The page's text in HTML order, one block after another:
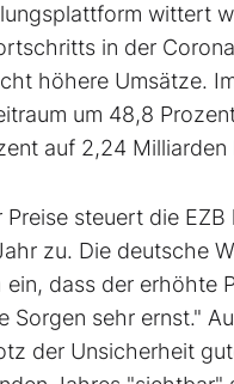
wittert
in der
höhere Umsätze.
um 48,8
auf 2,24 Milliarden
steuert die
zu. Die deutsche
dass der erhöhte
Sorgen sehr ernst."
der Unsicherheit